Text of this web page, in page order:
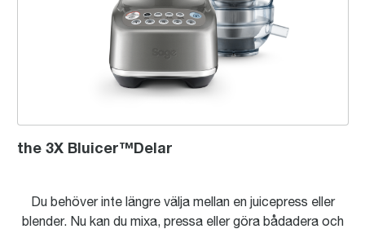
the 3X Bluicer™Delar
Du behöver inte längre välja mellan en juicepress eller
blender. Nu kan du mixa, pressa eller göra bådadera och